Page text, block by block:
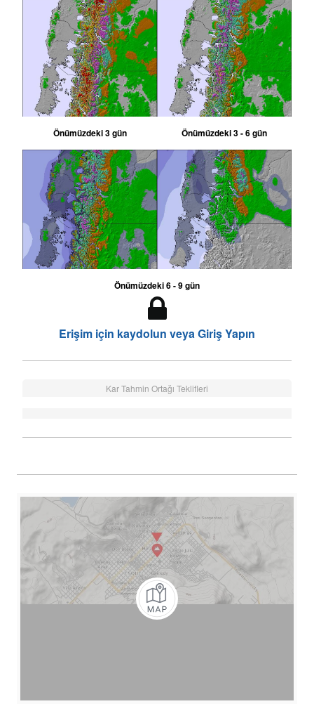
Önümüzdeki 3 gün Önümüzdeki 3 - 6 gün
Önümüzdeki 6 - 9 gün
Erişim için kaydolun veya Giriş Yapın
Kar Tahmin Ortağı Teklifleri